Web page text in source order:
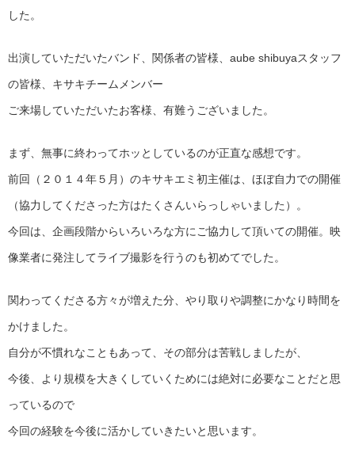
した。
出演していただいたバンド、関係者の皆様、aube shibuyaスタッフ
の皆様、キサキチームメンバー
ご来場していただいたお客様、有難うございました。
まず、無事に終わってホッとしているのが正直な感想です。
前回（２０１４年５月）のキサキエミ初主催は、ほぼ自力での開催
（協力してくださった方はたくさんいらっしゃいました）。
今回は、企画段階からいろいろな方にご協力して頂いての開催。映
像業者に発注してライブ撮影を行うのも初めてでした。
関わってくださる方々が増えた分、やり取りや調整にかなり時間を
かけました。
自分が不慣れなこともあって、その部分は苦戦しましたが、
今後、より規模を大きくしていくためには絶対に必要なことだと思
っているので
今回の経験を今後に活かしていきたいと思います。